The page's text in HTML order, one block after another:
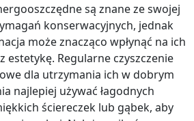
są znane ze swojej
konserwacyjnych, jednak
może znacząco wpłynąć na ich
estetykę. Regularne czyszczenie
dla utrzymania ich w dobrym
najlepiej używać łagodnych
ściereczek lub gąbek, aby